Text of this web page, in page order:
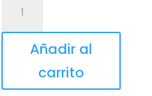
COLGAR
KALESHEAñadir al
carrito